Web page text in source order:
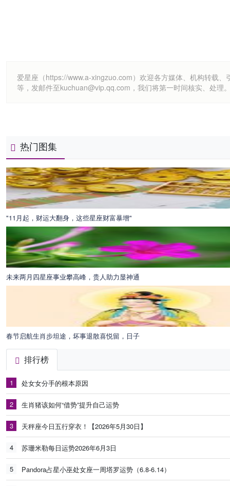
爱星座（https://www.a-xingzuo.com）欢迎各方媒体、机构转载
等，发邮件至kuchuan@vip.qq.com，我们将第一时间核实、处理
热门图集
"11月起，财运大翻身，这些星座财富暴增"
未来两月四星座事业攀高峰，贵人助力显神通
春节启航生肖步坦途，坏事退散喜悦留，日子
排行榜
1 处女女分手的根本原因
2 生肖猪该如何“借势”提升自己运势
3 天秤座今日五行穿衣！【2026年5月30日】
4 苏珊米勒每日运势2026年6月3日
5 Pandora占星小巫处女座一周塔罗运势（6.8-6.14）